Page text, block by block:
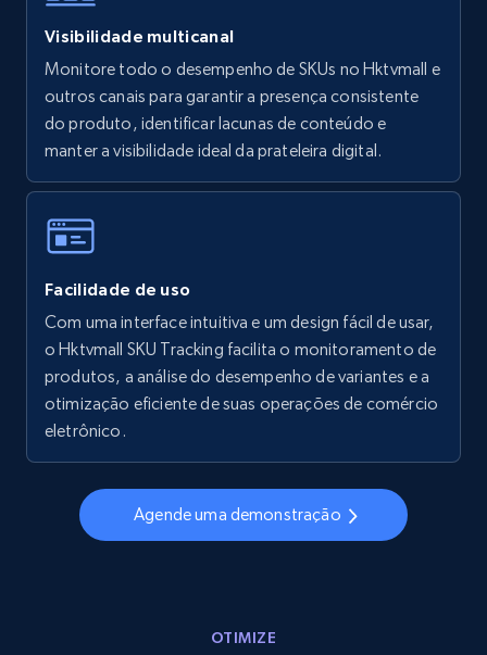
using specific category URL
URL, Final price, Sku, Currency, Gtin,
Specifications, Image urls, Top reviews, and
more.
5.6K+ 875+ Comece agora
Walmart - products - Collects products by
specific keywords
URL, Final price, Sku, Currency, Gtin,
Specifications, Image urls, Top reviews, and
more.
5.6K+ 875+ Comece agora
URL, Final price, Sku, Currency, Gtin,
Visibilidade multicanal
Monitore todo o desempenho de SKUs no Hktvmall e
outros canais para garantir a presença consistente
do produto, identificar lacunas de conteúdo e
manter a visibilidade ideal da prateleira digital.
Facilidade de uso
Com uma interface intuitiva e um design fácil de usar,
o Hktvmall SKU Tracking facilita o monitoramento de
produtos, a análise do desempenho de variantes e a
otimização eficiente de suas operações de comércio
eletrônico.
Agende uma demonstração
OTIMIZE